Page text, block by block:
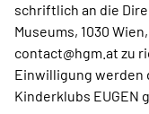
schriftlich an die
Museums, 1030
contact@hgm.at zu
Einwilligung werden
Kinderklubs EUGEN